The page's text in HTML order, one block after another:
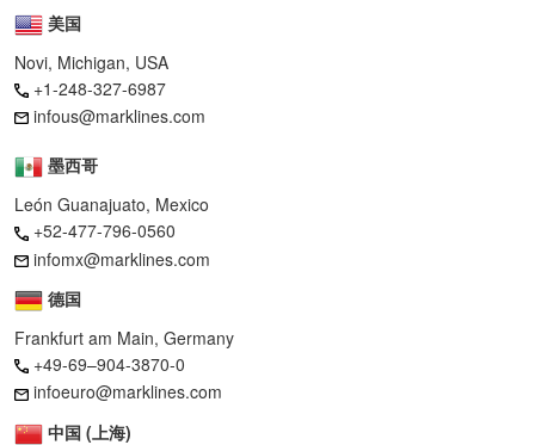
美国
Novi, Michigan, USA
+1-248-327-6987
infous@marklines.com
墨西哥
León Guanajuato, Mexico
+52-477-796-0560
infomx@marklines.com
德国
Frankfurt am Main, Germany
+49-69–904-3870-0
infoeuro@marklines.com
中国 (上海)